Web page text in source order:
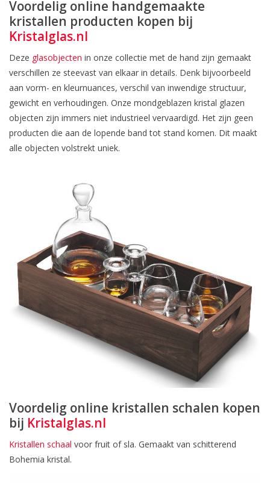
Voordelig online handgemaakte
kristallen producten kopen bij
Kristalglas.nl
Deze glasobjecten in onze collectie met de hand zijn gemaakt
verschillen ze steevast van elkaar in details. Denk bijvoorbeeld
aan vorm- en kleurnuances, verschil van inwendige structuur,
gewicht en verhoudingen. Onze mondgeblazen kristal glazen
objecten zijn immers niet industrieel vervaardigd. Het zijn geen
producten die aan de lopende band tot stand komen. Dit maakt
alle objecten volstrekt uniek.
Voordelig online kristallen schalen kopen
bij Kristalglas.nl
Kristallen schaal voor fruit of sla. Gemaakt van schitterend
Bohemia kristal.